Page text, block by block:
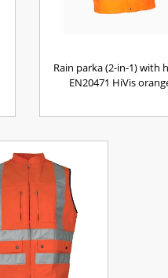
Rain parka (2-in-1) with
EN20471 HiVis